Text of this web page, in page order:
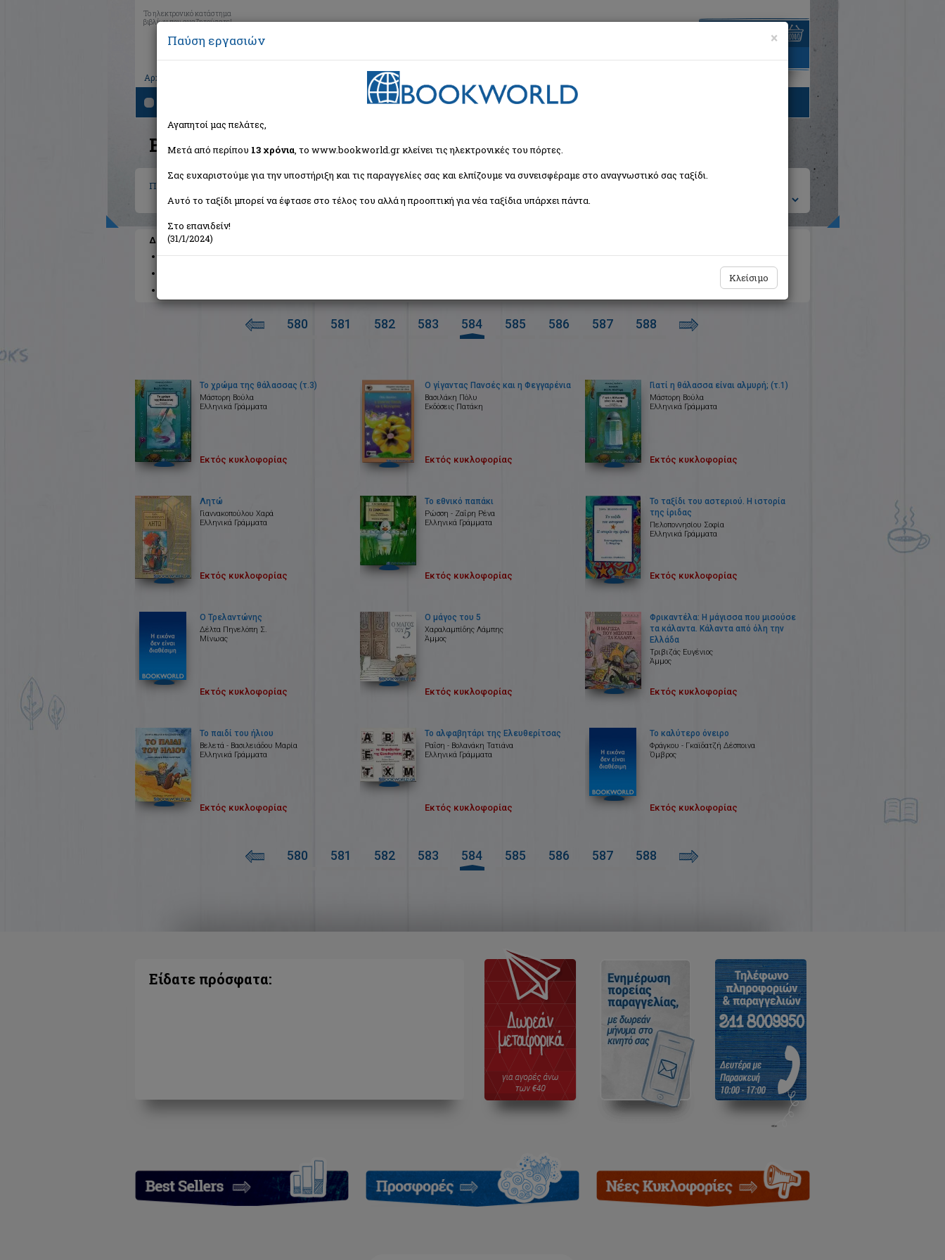
Το ηλεκτρονικό κατάστημα
βιβλίων που αναζητούσατε!
Αρχική
είναι άδειο
Βιβλία στην κατηγορία
Παιδικά - Εφηβικά Ταξινόμηση ανά:
Διαθέσιμες υποκατηγορίες
Παραμύθια
Προσχολικής Ηλικίας Παιδική και Εφηβική Λογοτεχνία Εορταστικά - Επετειακά Δραστηριότητες - Χειροτεχνίες
Ημερολόγια - Λευκώματα
Παιδική Λογοτεχνία Θεωρία και Δοκίμια
580 581 582 583 584 585 586 587 588
Το χρώμα της θάλασσας (τ.3)
Μάστορη Βούλα
Ελληνικά Γράμματα
Εκτός κυκλοφορίας
Ο γίγαντας Πανσές και η Φεγγαρένια
Βασιλάκη Πόλυ
Εκδόσεις Πατάκη
Εκτός κυκλοφορίας
Γιατί η θάλασσα είναι αλμυρή; (τ.1)
Μάστορη Βούλα
Ελληνικά Γράμματα
Εκτός κυκλοφορίας
Λητώ
Γιαννακοπούλου Χαρά
Ελληνικά Γράμματα
Εκτός κυκλοφορίας
Το εθνικό παπάκι
Ρώσση - Ζαΐρη Ρένα
Ελληνικά Γράμματα
Εκτός κυκλοφορίας
Το ταξίδι του αστεριού. Η ιστορία
της ίριδας
Πελοποννησίου Σοφία
Ελληνικά Γράμματα
Εκτός κυκλοφορίας
Ο Τρελαντώνης
Δέλτα Πηνελόπη Σ.
Μίνωας
Εκτός κυκλοφορίας
Ο μάγος του 5
Χαραλαμπίδης Λάμπης
Άμμος
Εκτός κυκλοφορίας
Φρικαντέλα: Η μάγισσα που μισούσε
τα κάλαντα. Κάλαντα από όλη την
Ελλάδα
Τριβιζάς Ευγένιος
Άμμος
Εκτός κυκλοφορίας
Το παιδί του ήλιου
Βελετά - Βασιλειάδου Μαρία
Ελληνικά Γράμματα
Εκτός κυκλοφορίας
Το αλφαβητάρι της Ελευθερίτσας
Ραΐση - Βολανάκη Τατιάνα
Ελληνικά Γράμματα
Εκτός κυκλοφορίας
Το καλύτερο όνειρο
Φράγκου - Γκαϊδατζή Δέσποινα
Όμβρος
Εκτός κυκλοφορίας
580 581 582 583 584 585 586 587 588
Είδατε πρόσφατα:
×
Παύση εργασιών
Αγαπητοί μας πελάτες,
Μετά από περίπου 13 χρόνια, το www.bookworld.gr κλείνει τις ηλεκτρονικές του πόρτες.
Σας ευχαριστούμε για την υποστήριξη και τις παραγγελίες σας και ελπίζουμε να συνεισφέραμε στο αναγνωστικό σας ταξίδι.
Αυτό το ταξίδι μπορεί να έφτασε στο τέλος του αλλά η προοπτική για νέα ταξίδια υπάρχει πάντα.
Στο επανιδείν!
(31/1/2024)
Κλείσιμο